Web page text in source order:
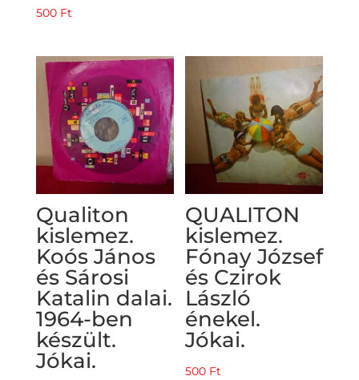
500 Ft
Qualiton
kislemez.
Koós János
és Sárosi
Katalin dalai.
1964-ben
készült.
Jókai.
QUALITON
kislemez.
Fónay József
és Czirok
László
énekel.
Jókai.
500 Ft